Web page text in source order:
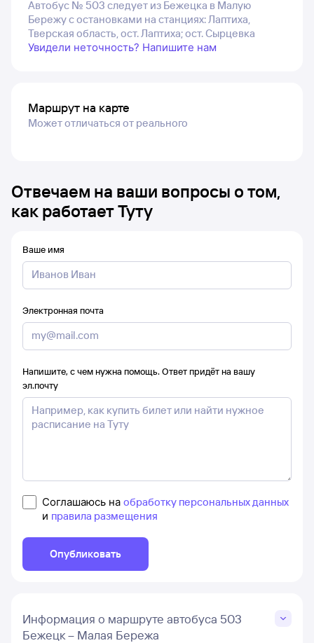
Автобус № 503 следует из Бежецка в Малую
Бережу с остановками на станциях: Лаптиха,
Тверская область, ост. Лаптиха; ост. Сырцевка
Увидели неточность? Напишите нам
Маршрут на карте
Может отличаться от реального
Отвечаем на ваши вопросы о том,
как работает Туту
Ваше имя
Электронная почта
Напишите, с чем нужна помощь. Ответ придёт на вашу
эл.почту
Соглашаюсь на обработку персональных данных
и правила размещения
Опубликовать
Информация о маршруте автобуса 503
Бежецк – Малая Бережа